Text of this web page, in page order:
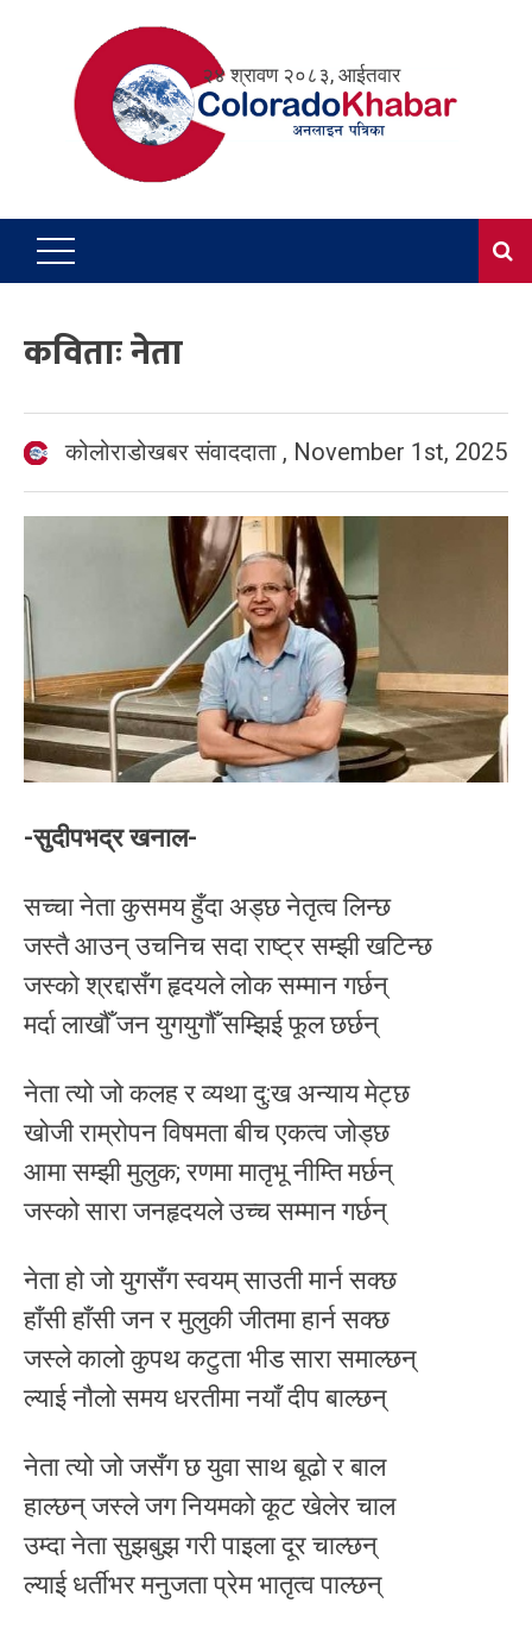
२४ श्रावण २०८३, आईतवार
कविताः नेता
कोलोराडोखबर संवाददाता , November 1st, 2025
-सुदीपभद्र खनाल-
सच्चा नेता कुसमय हुँदा अड्छ नेतृत्व लिन्छ
जस्तै आउन् उचनिच सदा राष्ट्र सम्झी खटिन्छ
जस्को श्रद्दासँग हृदयले लोक सम्मान गर्छन्
मर्दा लाखौँ जन युगयुगौँ सम्झिई फूल छर्छन्
नेता त्यो जो कलह र व्यथा दु:ख अन्याय मेट्छ
खोजी राम्रोपन विषमता बीच एकत्व जोड्छ
आमा सम्झी मुलुक; रणमा मातृभू नीम्ति मर्छन्
जस्को सारा जनहृदयले उच्च सम्मान गर्छन्
नेता हो जो युगसँग स्वयम् साउती मार्न सक्छ
हाँसी हाँसी जन र मुलुकी जीतमा हार्न सक्छ
जस्ले कालो कुपथ कटुता भीड सारा समाल्छन्
ल्याई नौलो समय धरतीमा नयाँ दीप बाल्छन्
नेता त्यो जो जसँग छ युवा साथ बूढो र बाल
हाल्छन् जस्ले जग नियमको कूट खेलेर चाल
उम्दा नेता सुझबुझ गरी पाइला दूर चाल्छन्
ल्याई धर्तीभर मनुजता प्रेम भातृत्व पाल्छन्